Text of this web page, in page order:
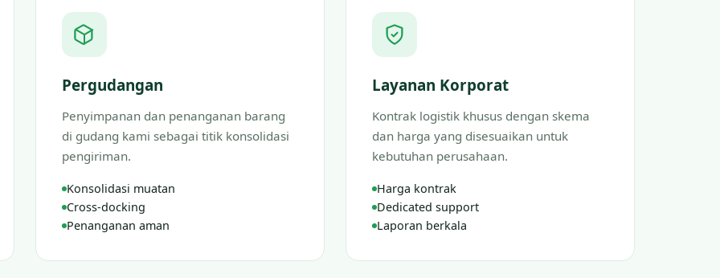
Pergudangan
Penyimpanan dan penanganan barang
di gudang kami sebagai titik konsolidasi
pengiriman.
Konsolidasi muatan
Cross-docking
Penanganan aman
Layanan Korporat
Kontrak logistik khusus dengan skema
dan harga yang disesuaikan untuk
kebutuhan perusahaan.
Harga kontrak
Dedicated support
Laporan berkala